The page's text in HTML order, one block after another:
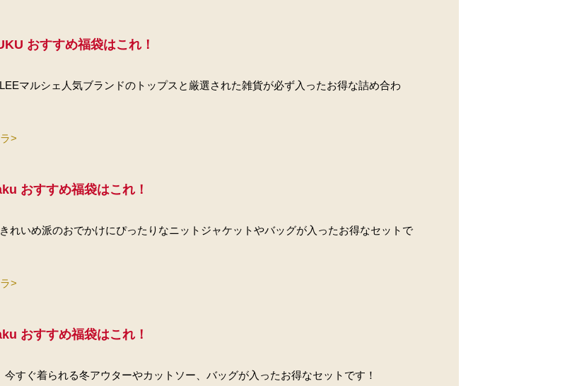
おすすめ福袋はこれ！
LEEマルシェ人気ブランドのトップスと厳選された雑貨が必ず入ったお得な詰め合わ
>
おすすめ福袋はこれ！
きれいめ派のおでかけにぴったりなニットジャケットやバッグが入ったお得なセットで
>
おすすめ福袋はこれ！
今すぐ着られる冬アウターやカットソー、バッグが入ったお得なセットです！